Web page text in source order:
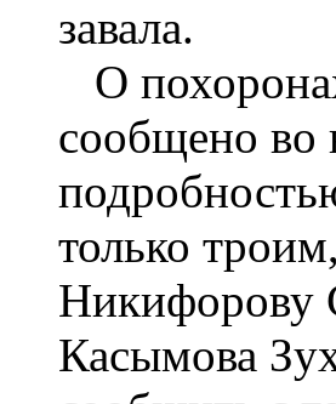
завала.
О
сообщено во
только
Никифорову
Касымова